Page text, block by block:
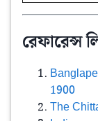
রেফারেন্স
1900
The